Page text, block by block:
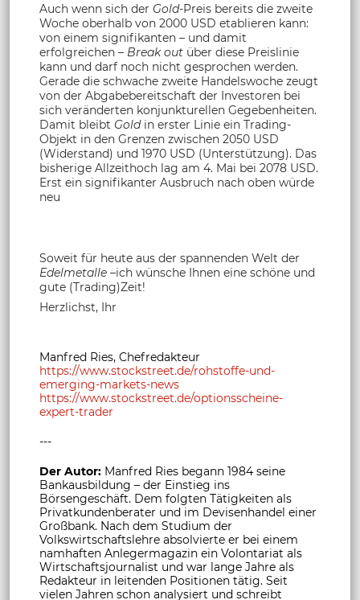
Auch wenn sich der Gold-Preis bereits die zweite
Woche oberhalb von 2000 USD etablieren kann:
von einem signifikanten – und damit
erfolgreichen – Break out über diese Preislinie
kann und darf noch nicht gesprochen werden.
Gerade die schwache zweite Handelswoche zeugt
von der Abgabebereitschaft der Investoren bei
sich veränderten konjunkturellen Gegebenheiten.
Damit bleibt Goldin erster Linie ein Trading-
Objekt in den Grenzen zwischen 2050 USD
(Widerstand) und 1970 USD (Unterstützung). Das
bisherige Allzeithoch lag am 4. Mai bei 2078 USD.
Erst ein signifikanter Ausbruch nach oben würde
neu
Soweit für heute aus der spannenden Welt der
Edelmetalle –ich wünsche Ihnen eine schöne und
gute (Trading)Zeit!
Herzlichst, Ihr
Manfred Ries, Chefredakteur
https://www.stockstreet.de/rohstoffe-und-
emerging-markets-news
https://www.stockstreet.de/optionsscheine-
expert-trader
---
Der Autor: Manfred Ries begann 1984 seine
Bankausbildung – der Einstieg ins
Börsengeschäft. Dem folgten Tätigkeiten als
Privatkundenberater und im Devisenhandel einer
Großbank. Nach dem Studium der
Volkswirtschaftslehre absolvierte er bei einem
namhaften Anlegermagazin ein Volontariat als
Wirtschaftsjournalist und war lange Jahre als
Redakteur in leitenden Positionen tätig. Seit
vielen Jahren schon analysiert und schreibt